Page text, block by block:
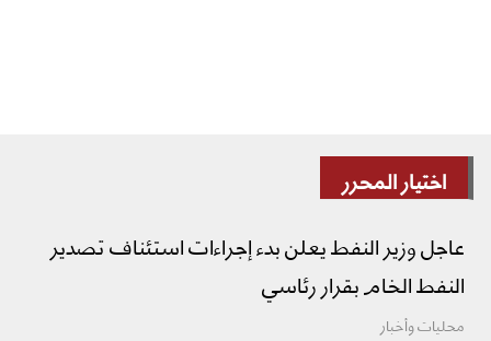
اختيار المحرر
عاجل وزير النفط يعلن بدء إجراءات استئناف تصدير
النفط الخام بقرار رئاسي
محليات وأخبار